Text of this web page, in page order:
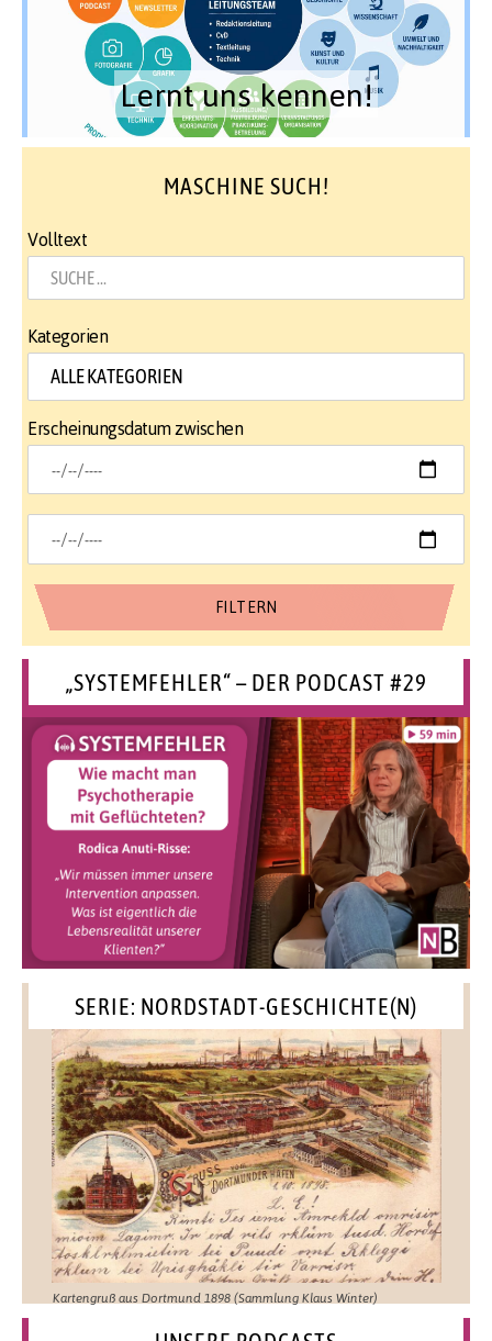
Lernt uns kennen!
MASCHINE SUCH!
Volltext
Kategorien
Erscheinungsdatum zwischen
„SYSTEMFEHLER“ – DER PODCAST #29
SERIE: NORDSTADT-GESCHICHTE(N)
Kartengruß aus Dortmund 1898 (Sammlung Klaus Winter)